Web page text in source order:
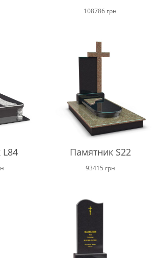
108786 грн
Памятник S22
93415 грн